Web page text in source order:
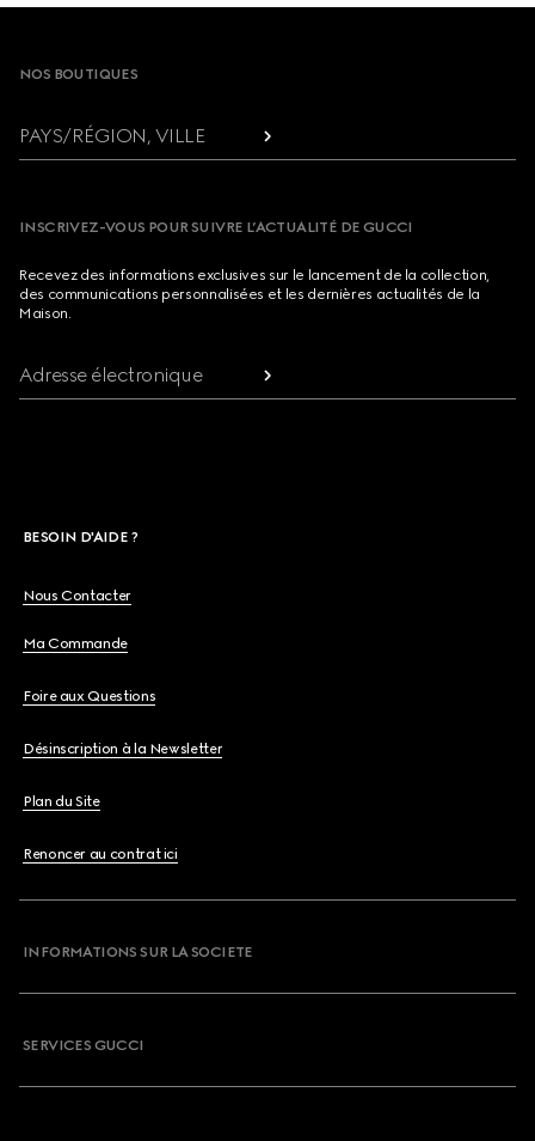
NOS BOUTIQUES
PAYS/RÉGION, VILLE
INSCRIVEZ-VOUS POUR SUIVRE L’ACTUALITÉ DE GUCCI
Recevez des informations exclusives sur le lancement de la collection,
des communications personnalisées et les dernières actualités de la
Maison.
Adresse électronique
BESOIN D'AIDE ?
Nous Contacter
Ma Commande
Foire aux Questions
Désinscription à la Newsletter
Plan du Site
Renoncer au contrat ici
INFORMATIONS SUR LA SOCIETE
SERVICES GUCCI